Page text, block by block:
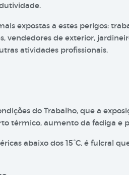
expostas a estes perigos:
vendedores de exterior,
atividades profissionais.
do Trabalho, que a
térmico, aumento da fadiga e
abaixo dos 15°C, é fulcral